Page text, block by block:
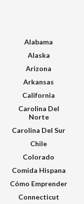
Alabama
Alaska
Arizona
Arkansas
California
Carolina Del
Norte
Carolina Del Sur
Chile
Colorado
Comida Hispana
Cómo Emprender
Connecticut